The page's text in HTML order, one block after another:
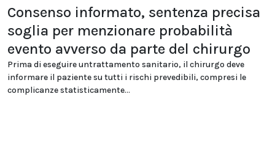
Consenso informato, sentenza precisa
soglia per menzionare probabilità
evento avverso da parte del chirurgo
Prima di eseguire untrattamento sanitario, il chirurgo deve
informare il paziente su tutti i rischi prevedibili, compresi le
complicanze statisticamente...